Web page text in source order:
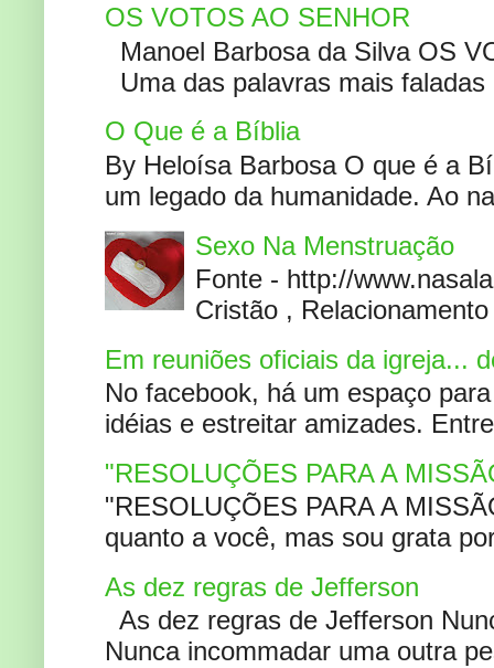
OS VOTOS AO SENHOR
Manoel Barbosa da Silva OS
Uma das palavras mais
O Que é a Bíblia
By Heloísa Barbosa O que é a
um legado da humanidade. Ao
Sexo Na Menstruação
Fonte - http://
Cristão ,
Em reuniões oficiais da igreja...
No facebook, há um espaço
idéias e estreitar amizades.
"RESOLUÇÕES PARA A
"RESOLUÇÕES PARA A
quanto a você, mas sou grata
As dez regras de Jefferson
As dez regras de Jefferson
Nunca incommadar uma outra